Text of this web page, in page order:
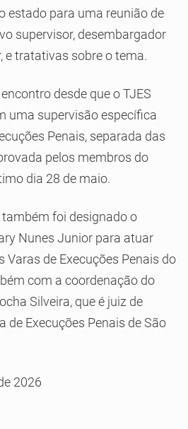
estado para uma reunião de
supervisor, desembargador
e tratativas sobre o tema.
desde que o TJES
uma supervisão específica
Penais, separada das
pelos membros do
dia 28 de maio.
foi designado o
Nunes Junior para atuar
Varas de Execuções Penais do
com a coordenação do
Silveira, que é juiz de
de Execuções Penais de São
2026